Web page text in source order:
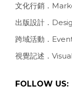
文化行銷．
出版設計．
跨域活動．
視覺記述．Visual
FOLLOW US: